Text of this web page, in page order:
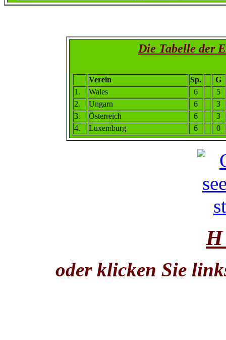
Die Tabelle der
Verein Sp.
G
1.
Wales 6
5
2.
Ungarn 6
3
3.
Österreich 6
3
4. Luxemburg 6 0
oder klicken Sie